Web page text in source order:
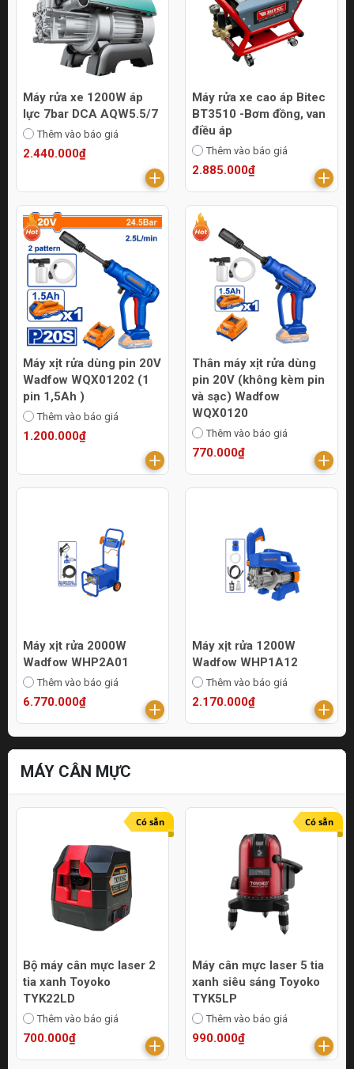
Máy rửa xe 1200W áp
lực 7bar DCA AQW5.5/7
Thêm vào báo giá
2.440.000₫
Máy rửa xe cao áp Bitec
BT3510 -Bơm đồng, van
điều áp
Thêm vào báo giá
2.885.000₫
Máy xịt rửa dùng pin 20V
Wadfow WQX01202 (1
pin 1,5Ah )
Thêm vào báo giá
1.200.000₫
Thân máy xịt rửa dùng
pin 20V (không kèm pin
và sạc) Wadfow
WQX0120
Thêm vào báo giá
770.000₫
Máy xịt rửa 2000W
Wadfow WHP2A01
Thêm vào báo giá
6.770.000₫
Máy xịt rửa 1200W
Wadfow WHP1A12
Thêm vào báo giá
2.170.000₫
MÁY CÂN MỰC
Có sẵn
Bộ máy cân mực laser 2
tia xanh Toyoko
TYK22LD
Thêm vào báo giá
700.000₫
Có sẵn
Máy cân mực laser 5 tia
xanh siêu sáng Toyoko
TYK5LP
Thêm vào báo giá
990.000₫